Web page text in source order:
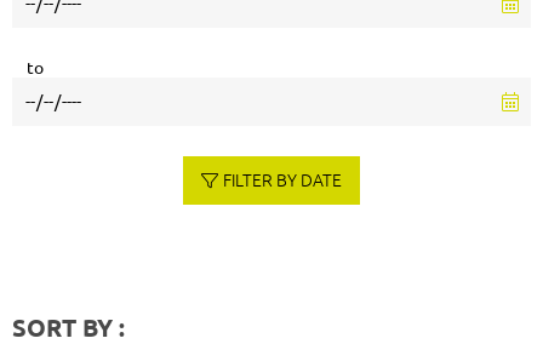
to
FILTER BY DATE
SORT BY :